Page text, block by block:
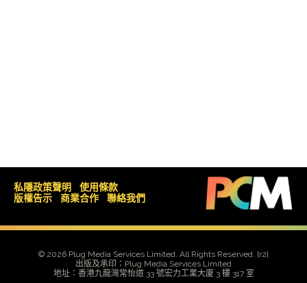
私隱政策聲明
使用條款
版權告示
商業合作 聯絡我們
© 2026 Plug Media Services Limited. All Rights Reserved. [r2]
出版及承印：Plug Media Services Limited
地址：香港九龍灣常怡道 33 號宏力工業大廈 3 樓 317 室